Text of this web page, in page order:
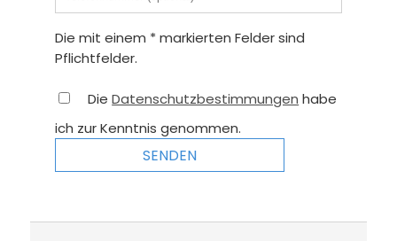
Die mit einem * markierten Felder sind
Pflichtfelder.
DieDatenschutzbestimmungen habe
ich zur Kenntnis genommen.
SENDEN